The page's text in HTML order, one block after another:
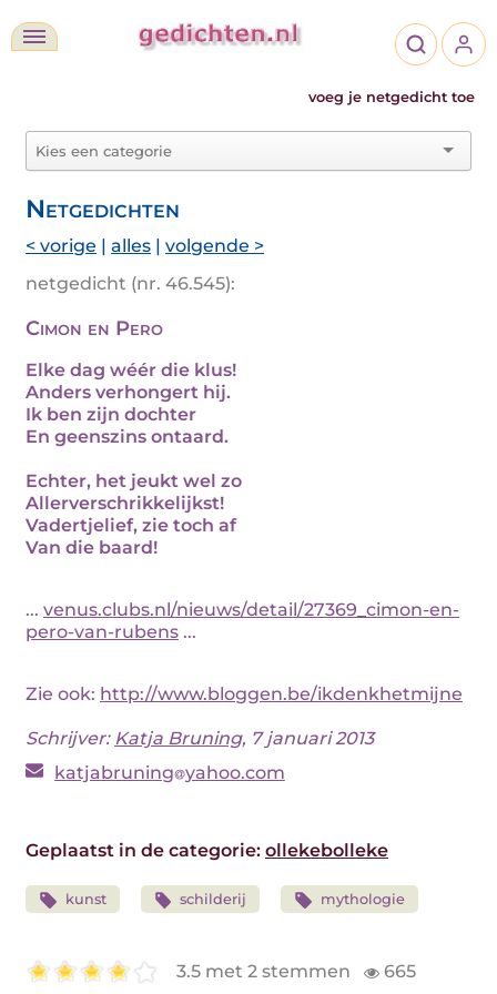
voeg je netgedicht toe
Netgedichten
< vorige | alles | volgende >
netgedicht (nr. 46.545):
Cimon en Pero
Elke dag wéér die klus!
Anders verhongert hij.
Ik ben zijn dochter
En geenszins ontaard.
Echter, het jeukt wel zo
Allerverschrikkelijkst!
Vadertjelief, zie toch af
Van die baard!
... venus.clubs.nl/nieuws/detail/27369_cimon-en-
pero-van-rubens ...
Zie ook: http://www.bloggen.be/ikdenkhetmijne
Schrijver: Katja Bruning, 7 januari 2013
katjabruning yahoo.com
Geplaatst in de categorie: ollekebolleke
kunst schilderij mythologie
3.5 met 2 stemmen 665